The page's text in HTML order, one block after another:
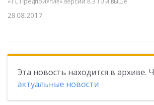
28.08.2017
Эта новость находится в архиве.
актуальные новости